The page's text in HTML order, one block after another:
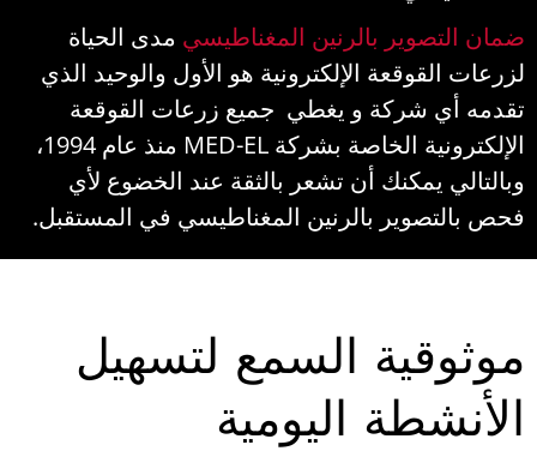
ضمان التصوير بالرنين المغناطيسي مدى الحياة
لزرعات القوقعة الإلكترونية هو الأول والوحيد الذي
تقدمه أي شركة و يغطي جميع زرعات القوقعة
الإلكترونية الخاصة بشركة MED-EL منذ عام 1994،
وبالتالي يمكنك أن تشعر بالثقة عند الخضوع لأي
فحص بالتصوير بالرنين المغناطيسي في المستقبل.
موثوقية السمع لتسهيل
الأنشطة اليومية